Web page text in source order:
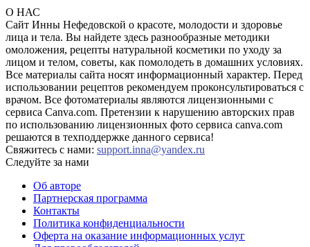
О НАС
Сайт Инны Нефедовской о красоте, молодости и здоровье
лица и тела. Вы найдете здесь разнообразные методики
омоложения, рецепты натуральной косметики по уходу за
лицом и телом, советы, как помолодеть в домашних условиях.
Все материалы сайта носят информационный характер. Перед
использовании рецептов рекомендуем проконсультироваться с
врачом. Все фотоматериалы являются лицензионными с
сервиса Canva.com. Претензии к нарушению авторских прав
по использованию лицензионных фото сервиса canva.com
решаются в техподдержке данного сервиса!
Свяжитесь с нами: support.inna@yandex.ru
Следуйте за нами
Об авторе
Партнерская программа
Контакты
Политика конфиденциальности
Оферта на оказание информационных услуг